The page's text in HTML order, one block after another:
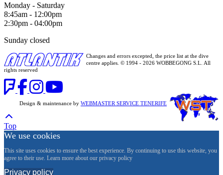
Monday - Saturday
8:45am - 12:00pm
2:30pm - 04:00pm
Sunday closed
Changes and errors excepted, the price list at the dive
centre applies. © 1994 - 2026 WOBBEGONG S.L. All
rights reserved
Design & maintenance by WEBMASTER SERVICE TENERIFE
Top
We use cookies
This site uses cookies to ensure the best experience. By continuing to use this website, you
agree to their use. Learn more about our privacy policy
Privacy policy